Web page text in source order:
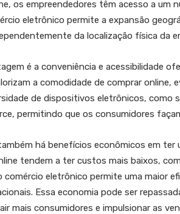
os empreendedores têm acesso a um
eletrônico permite a expansão
da localização física da
é a conveniência e acessibilidade
a comodidade de comprar
de dispositivos eletrônicos, como
permitindo que os consumidores
há benefícios econômicos em
tendem a ter custos mais baixos,
comércio eletrônico permite uma maior
Essa economia pode ser
mais consumidores e impulsionar as